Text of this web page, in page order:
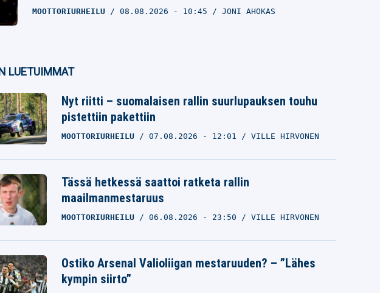
MOOTTORIURHEILU 08.08.2026 - 10:45 JONI AHOKAS
LUETUIMMAT
Nyt riitti – suomalaisen rallin suurlupauksen touhu
pistettiin pakettiin
MOOTTORIURHEILU 07.08.2026 - 12:01 VILLE HIRVONEN
Tässä hetkessä saattoi ratketa rallin
maailmanmestaruus
MOOTTORIURHEILU 06.08.2026 - 23:50 VILLE HIRVONEN
Ostiko Arsenal Valioliigan mestaruuden? – ”Lähes
kympin siirto”